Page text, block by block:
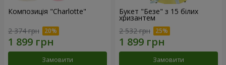
Композиція "Charlotte"
2 374 грн
Замовити
Букет "Безе" з 15 білих
хризантем
2 532 грн
Замовити